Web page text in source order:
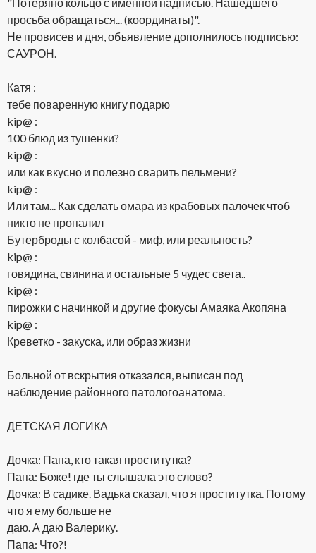
просьба обращаться... (координаты)".
Не провисев и дня, объявление дополнилось подписью:
САУРОН.
Катя :
тебе поваренную книгу подарю
kip@ :
100 блюд из тушенки?
kip@ :
или как вкусно и полезно сварить пельмени?
kip@ :
Или там... Как сделать омара из крабовых палочек чтоб
никто не пропалил
Бутерброды с колбасой - миф, или реальность?
kip@ :
говядина, свинина и остальные 5 чудес света..
kip@ :
пирожки с начинкой и другие фокусы Амаяка Акопяна
kip@ :
Креветко - закуска, или образ жизни
Больной от вскрытия отказался, выписан под
наблюдение районного патологоанатома.
ДЕТСКАЯ ЛОГИКА
Дочка: Папа, кто такая проститутка?
Папа: Боже! где ты слышала это слово?
Дочка: В садике. Вадька сказал, что я проститутка. Потому
что я ему больше не
даю. А даю Валерику.
Папа: Что?!